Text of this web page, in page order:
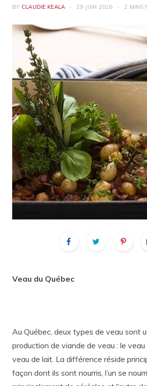
BY CLAUDIE KEALA 29 JUIN 2016 2 MINS
Veau du Québec
Au Québec, deux types de veau sont
production de viande de veau : le
veau de lait. La différence réside
façon dont ils sont nourris, l’un se